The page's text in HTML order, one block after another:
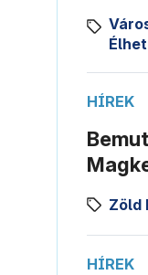
HÍREK
Zöld
HÍREK